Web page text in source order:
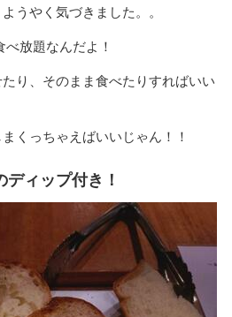
うやく気づきました。。
放題なんだよ！
り、そのまま食べたりすればいい
くっちゃえばいいじゃん！！
ィップ付き！